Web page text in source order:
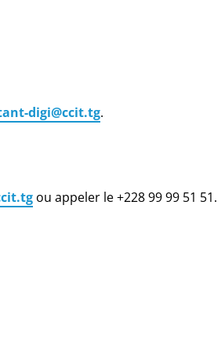
digi@ccit.tg.
ou appeler le +228 99 99 51 51.